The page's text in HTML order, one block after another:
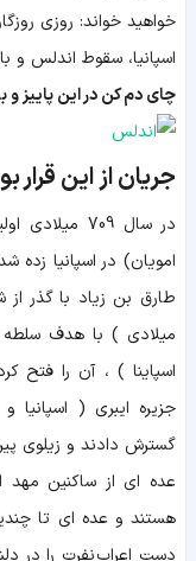
خواهید خواند: روزی
اسپانیا، سقوط اندلس و
چای دم کن در این پاییز
جریان از این قرار
در سال 709
امویان) در اسپانیا زده
میلادی ) با هدف سلطه
اسپاینا ) ، آن را فتح
جزیره ایبری (
گسترش دادند و زیلوی
عده ای از ساکنین مهد
هستند و عده ای تا
دست اعراب نفرت را در